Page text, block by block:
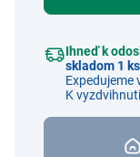
Ihneď k
skladom 1 ks
Expedujeme
K